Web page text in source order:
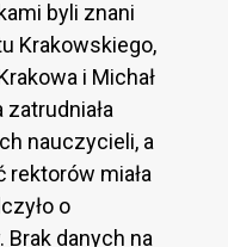
byli znani
Krakowskiego,
i Michał
nauczycieli, a
rektorów miała
o
danych na